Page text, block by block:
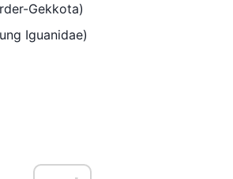
Gekkota)
Iguanidae)